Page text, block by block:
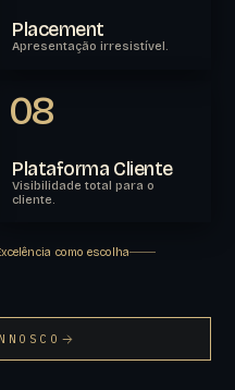
Placement
Apresentação irresistível.
08
Plataforma Cliente
Visibilidade total para o
cliente.
como escolha